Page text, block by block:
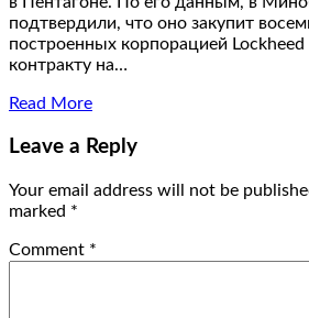
подтвердили, что оно закупит
построенных корпорацией
контракту на…
Read More
Leave a Reply
Your email address will not be
marked *
Comment *